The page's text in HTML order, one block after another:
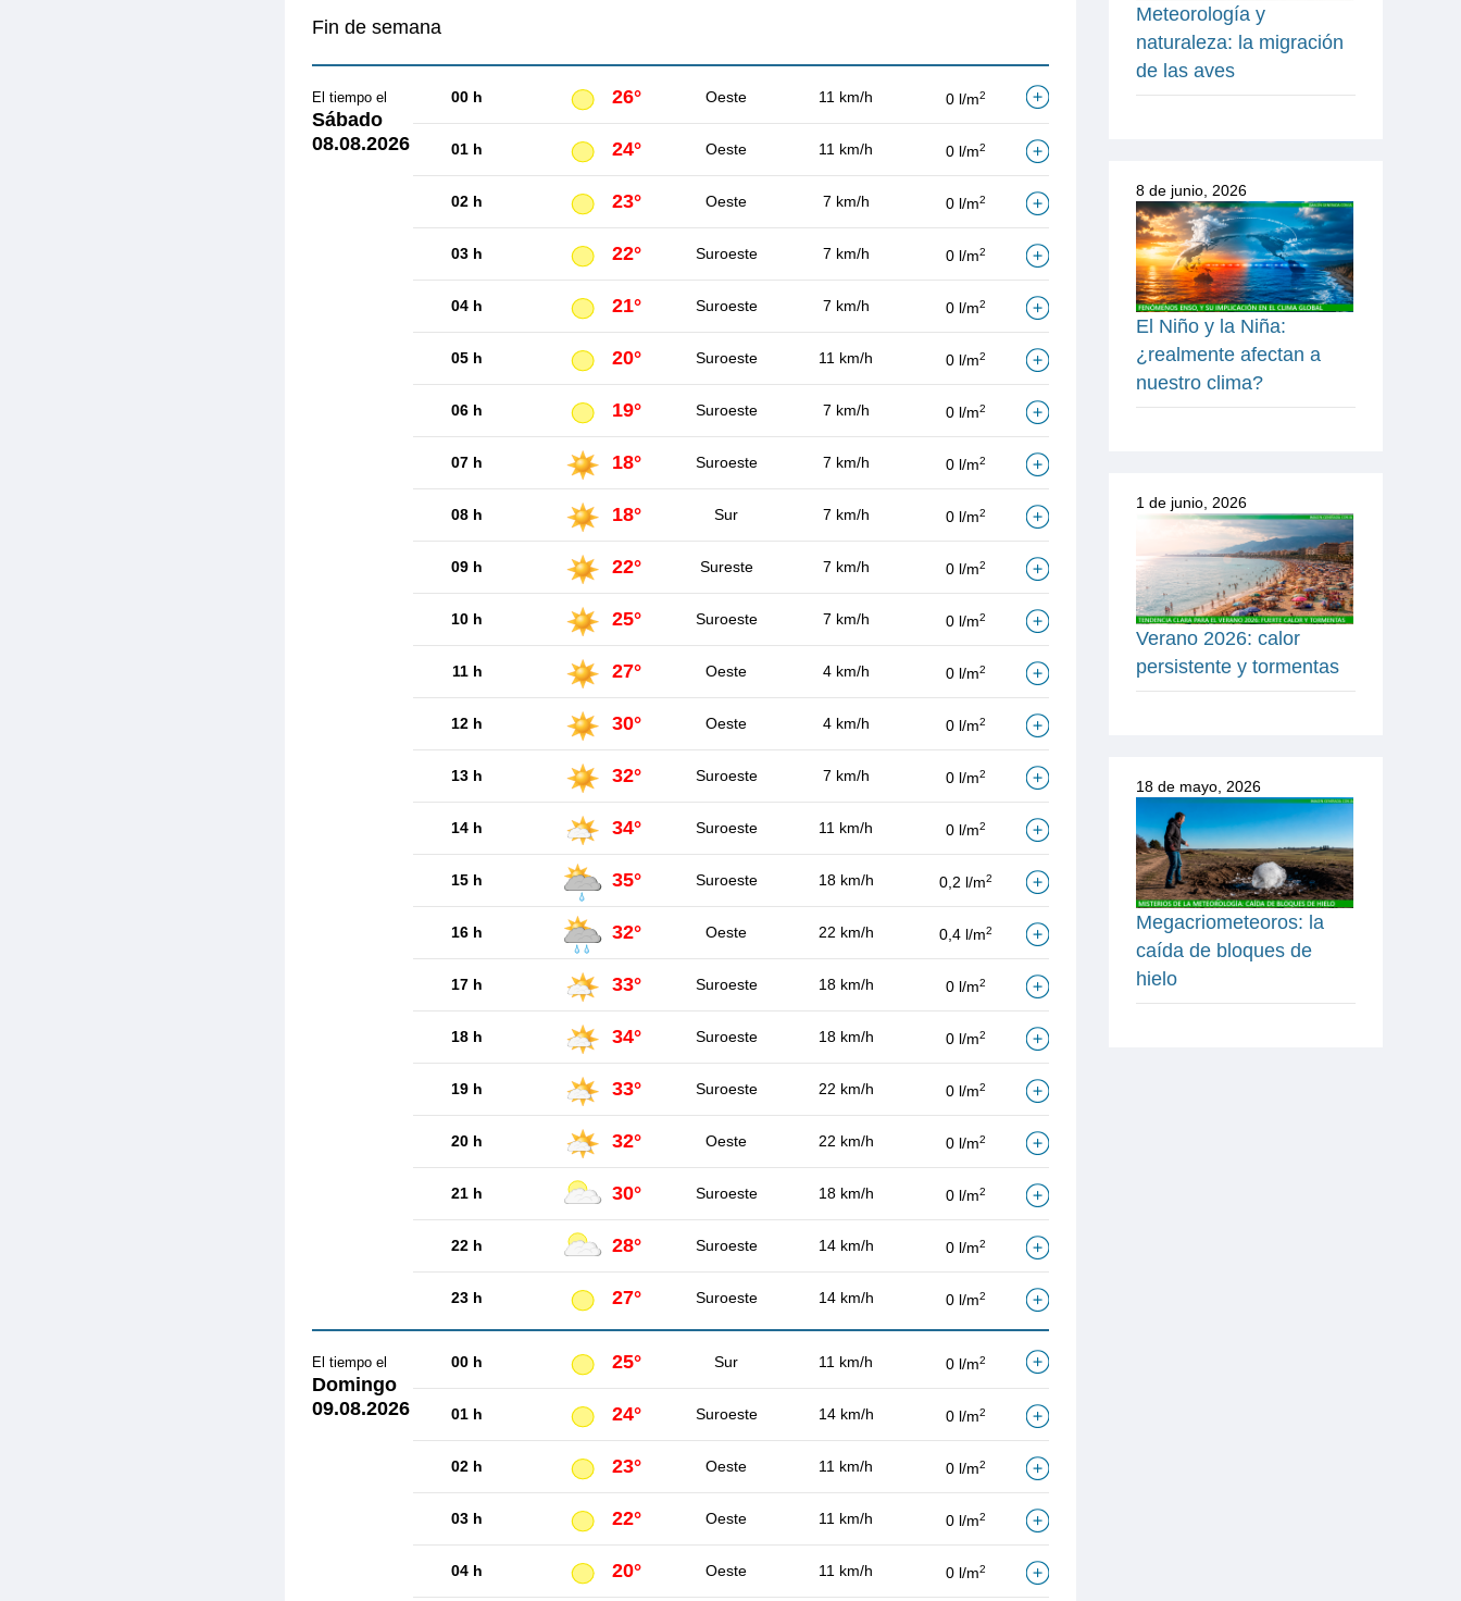
Fin de semana
El tiempo el
Sábado
08.08.2026
00 h 26° Oeste 11 km/h 0 l/m2
01 h 24° Oeste 11 km/h 0 l/m2
02 h 23° Oeste 7 km/h 0 l/m2
03 h 22° Suroeste 7 km/h 0 l/m2
04 h 21° Suroeste 7 km/h 0 l/m2
05 h 20° Suroeste 11 km/h 0 l/m2
06 h 19° Suroeste 7 km/h 0 l/m2
07 h 18° Suroeste 7 km/h 0 l/m2
08 h 18° Sur 7 km/h 0 l/m2
09 h 22° Sureste 7 km/h 0 l/m2
10 h 25° Suroeste 7 km/h 0 l/m2
11 h 27° Oeste 4 km/h 0 l/m2
12 h 30° Oeste 4 km/h 0 l/m2
13 h 32° Suroeste 7 km/h 0 l/m2
14 h 34° Suroeste 11 km/h 0 l/m2
15 h 35° Suroeste 18 km/h 0,2 l/m2
16 h 32° Oeste 22 km/h 0,4 l/m2
17 h 33° Suroeste 18 km/h 0 l/m2
18 h 34° Suroeste 18 km/h 0 l/m2
19 h 33° Suroeste 22 km/h 0 l/m2
20 h 32° Oeste 22 km/h 0 l/m2
21 h 30° Suroeste 18 km/h 0 l/m2
22 h 28° Suroeste 14 km/h 0 l/m2
23 h 27° Suroeste 14 km/h 0 l/m2
El tiempo el
Domingo
09.08.2026
00 h 25° Sur 11 km/h 0 l/m2
01 h 24° Suroeste 14 km/h 0 l/m2
02 h 23° Oeste 11 km/h 0 l/m2
03 h 22° Oeste 11 km/h 0 l/m2
04 h 20° Oeste 11 km/h 0 l/m2
Meteorología y
naturaleza: la migración
de las aves
8 de junio, 2026
El Niño y la Niña:
¿realmente afectan a
nuestro clima?
1 de junio, 2026
Verano 2026: calor
persistente y tormentas
18 de mayo, 2026
Megacriometeoros: la
caída de bloques de
hielo